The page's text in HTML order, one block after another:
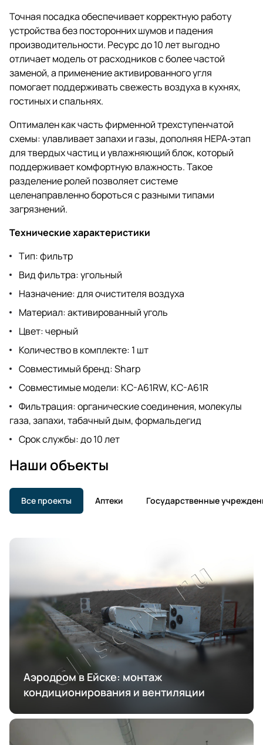
Точная посадка обеспечивает корректную работу
устройства без посторонних шумов и падения
производительности. Ресурс до 10 лет выгодно
отличает модель от расходников с более частой
заменой, а применение активированного угля
помогает поддерживать свежесть воздуха в кухнях,
гостиных и спальнях.
Оптимален как часть фирменной трехступенчатой
схемы: улавливает запахи и газы, дополняя HEPA‑этап
для твердых частиц и увлажняющий блок, который
поддерживает комфортную влажность. Такое
разделение ролей позволяет системе
целенаправленно бороться с разными типами
загрязнений.
Технические характеристики
Тип: фильтр
Вид фильтра: угольный
Назначение: для очистителя воздуха
Материал: активированный уголь
Цвет: черный
Количество в комплекте: 1 шт
Совместимый бренд: Sharp
Совместимые модели: KC-A61RW, KC-A61R
Фильтрация: органические соединения, молекулы
газа, запахи, табачный дым, формальдегид
Срок службы: до 10 лет
Наши объекты
Все проекты Аптеки Государственные
Аэродром в Ейске: монтаж
кондиционирования и вентиляции